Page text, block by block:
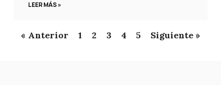
LEER MÁS »
« Anterior 1 2 3 4 5 Siguiente »